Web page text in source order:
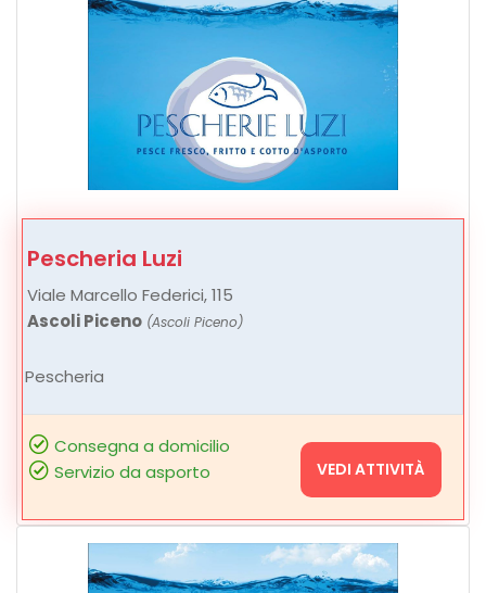
Pescheria Luzi
Viale Marcello Federici, 115
Ascoli Piceno (Ascoli Piceno)
Pescheria
Consegna a domicilio
Servizio da asporto
VEDI ATTIVITÀ